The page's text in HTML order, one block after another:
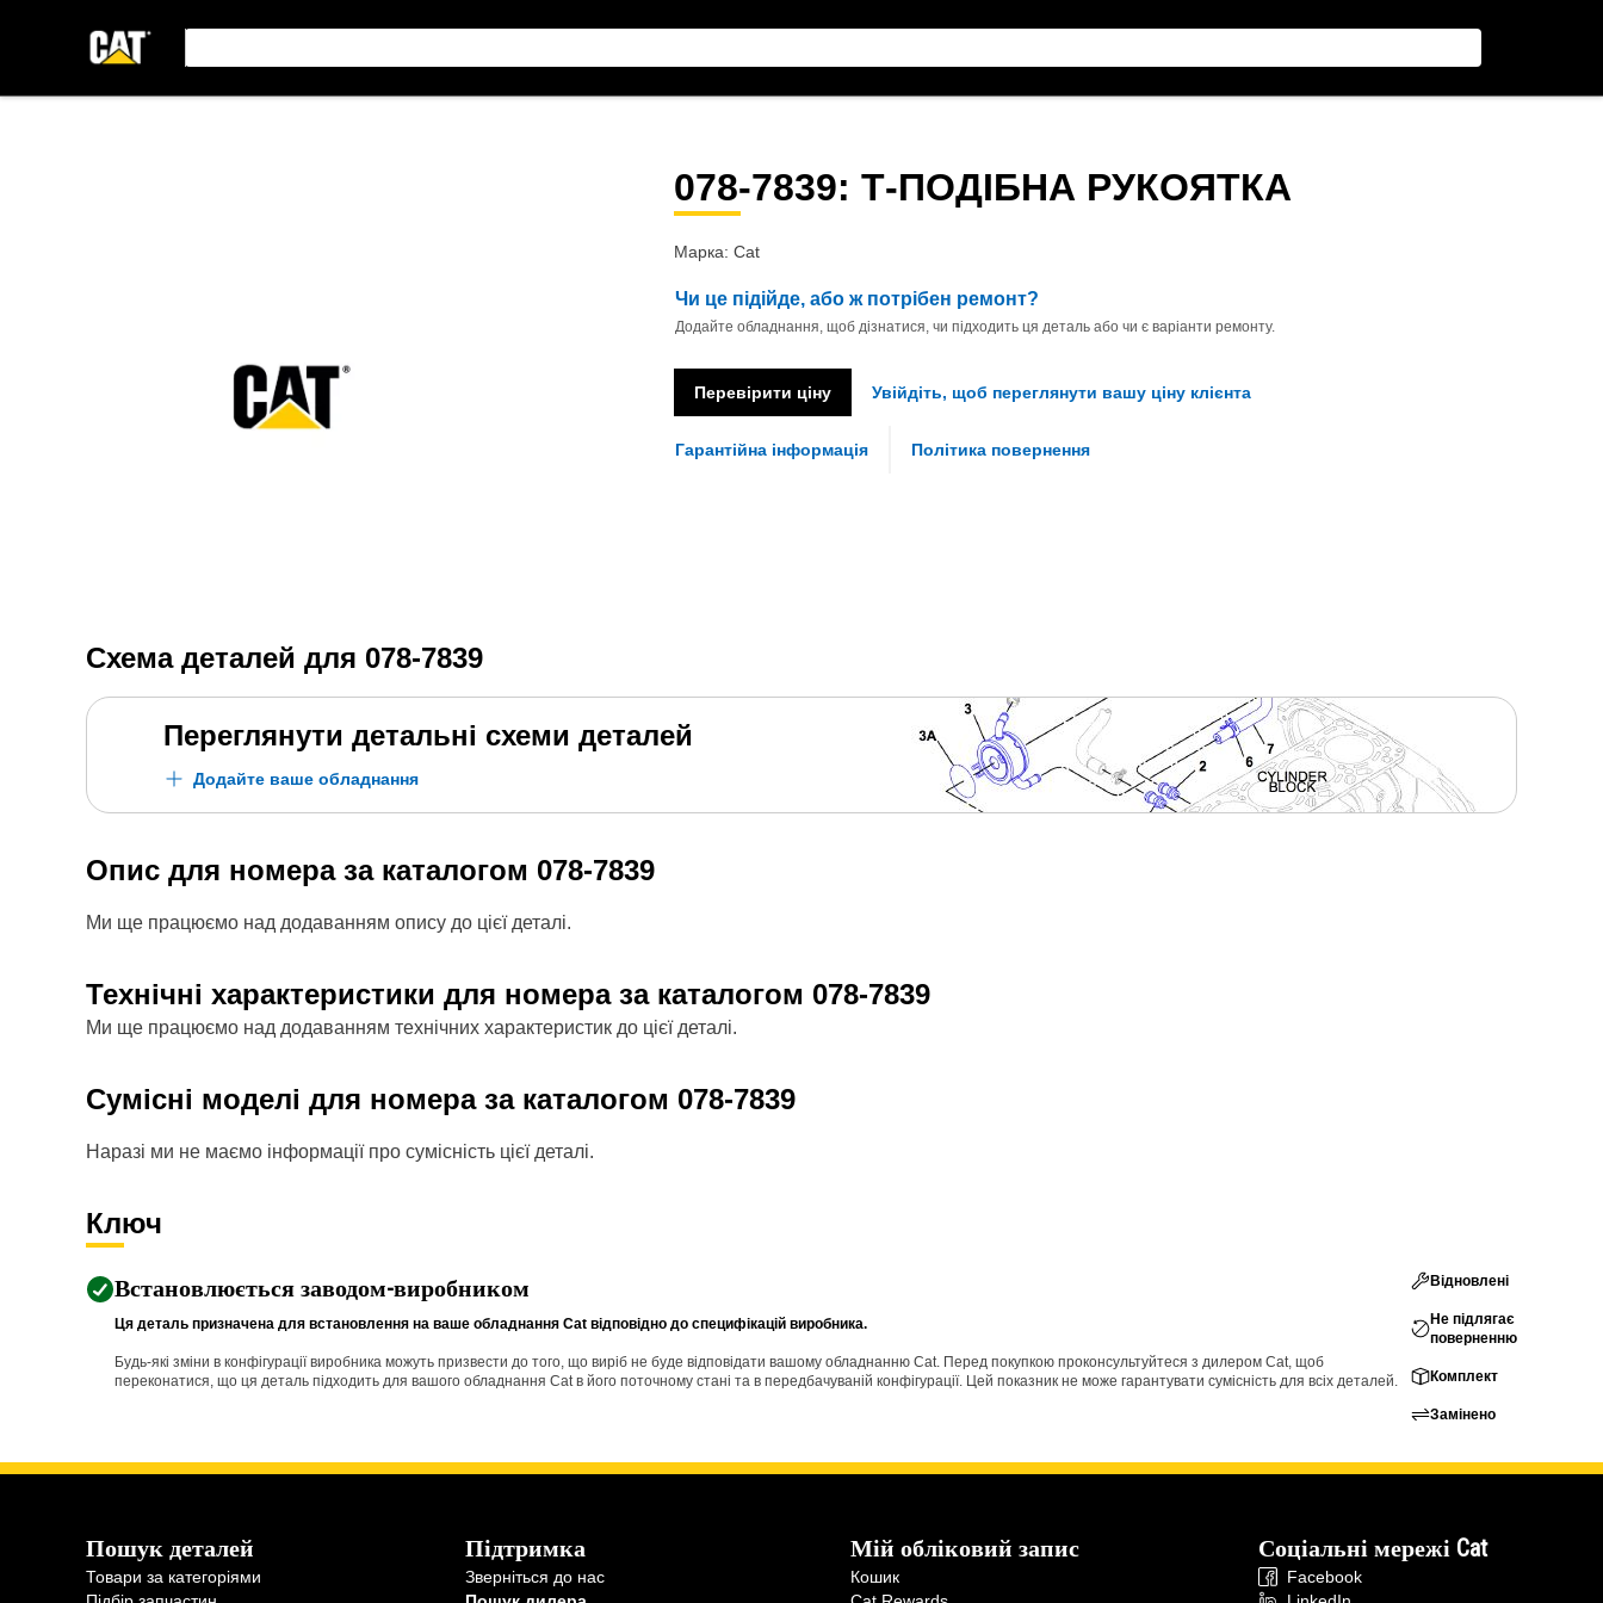
078-7839: Т-ПОДІБНА РУКОЯТКА
Марка: Cat
Чи це підійде, або ж потрібен ремонт?
Додайте обладнання, щоб дізнатися, чи підходить ця деталь або чи є варіанти ремонту.
Перевірити ціну Увійдіть, щоб переглянути вашу ціну клієнта
Гарантійна інформація Політика повернення
Схема деталей для 078-7839
Переглянути детальні схеми деталей
Додайте ваше обладнання
Опис для номера за каталогом 078-7839
Ми ще працюємо над додаванням опису до цієї деталі.
Технічні характеристики для номера за каталогом 078-7839
Ми ще працюємо над додаванням технічних характеристик до цієї деталі.
Сумісні моделі для номера за каталогом 078-7839
Наразі ми не маємо інформації про сумісність цієї деталі.
Ключ
Встановлюється заводом-виробником
Ця деталь призначена для встановлення на ваше обладнання Cat відповідно до специфікацій виробника.
Будь-які зміни в конфігурації виробника можуть призвести до того, що виріб не буде відповідати вашому обладнанню Cat. Перед покупкою проконсультуйтеся з дилером Cat, щоб
переконатися, що ця деталь підходить для вашого обладнання Cat в його поточному стані та в передбачуваній конфігурації. Цей показник не може гарантувати сумісність для всіх деталей.
Відновлені
Не підлягає
поверненню
Комплект
Замінено
Пошук деталей
Товари за категоріями
Підтримка
Зверніться до нас
Мій обліковий запис
Кошик
Соціальні мережі Cat
Facebook